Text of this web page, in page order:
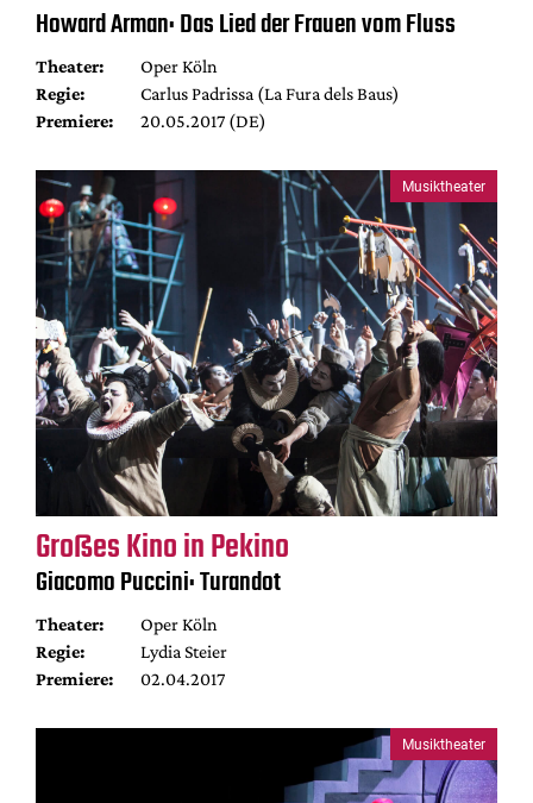
Howard Arman: Das Lied der Frauen vom Fluss
Theater:
Oper Köln
Regie:
Carlus Padrissa (La Fura dels Baus)
Premiere:
20.05.2017 (DE)
Musiktheater
Großes Kino in Pekino
Giacomo Puccini: Turandot
Theater:
Oper Köln
Regie:
Lydia Steier
Premiere:
02.04.2017
Musiktheater